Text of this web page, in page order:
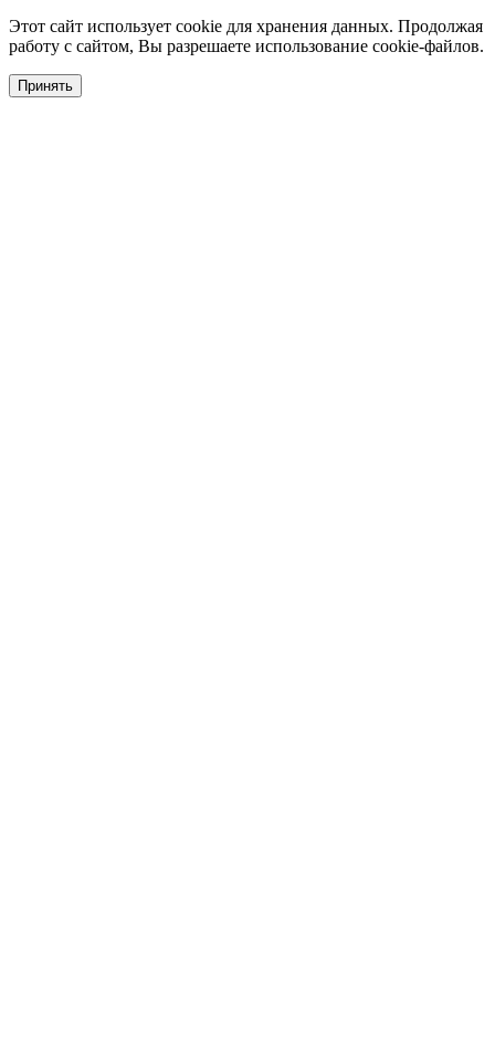
Этот сайт использует cookie для хранения данных. Продолжая
работу с сайтом, Вы разрешаете использование cookie-файлов.
Принять